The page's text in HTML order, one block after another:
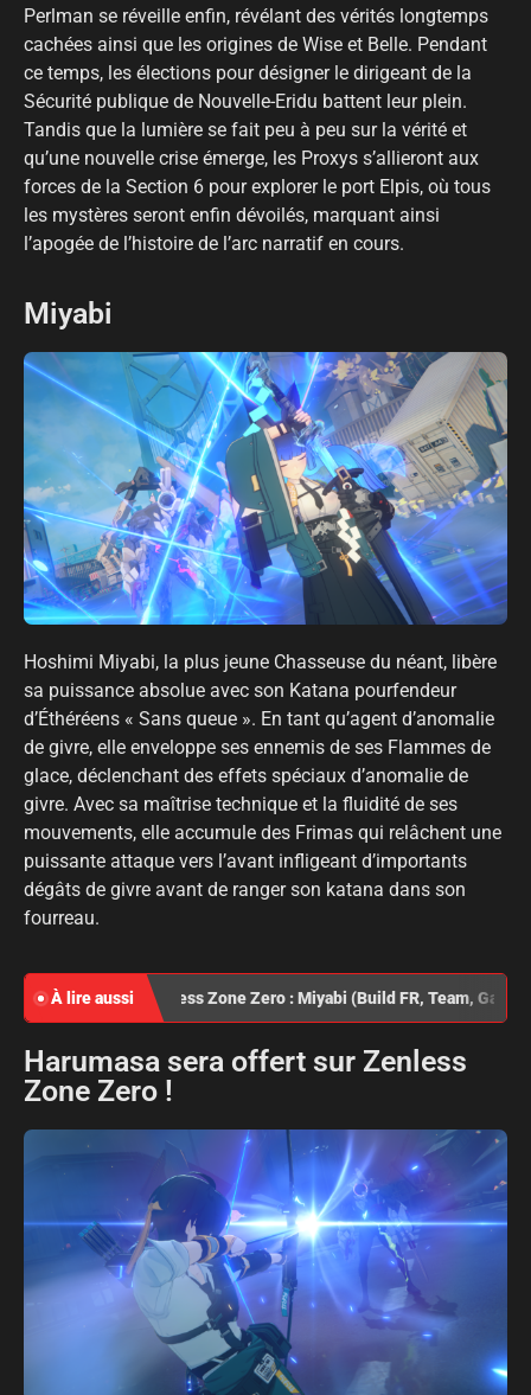
Perlman se réveille enfin, révélant des vérités longtemps
cachées ainsi que les origines de Wise et Belle. Pendant
ce temps, les élections pour désigner le dirigeant de la
Sécurité publique de Nouvelle-Eridu battent leur plein.
Tandis que la lumière se fait peu à peu sur la vérité et
qu’une nouvelle crise émerge, les Proxys s’allieront aux
forces de la Section 6 pour explorer le port Elpis, où tous
les mystères seront enfin dévoilés, marquant ainsi
l’apogée de l’histoire de l’arc narratif en cours.
Miyabi
Hoshimi Miyabi, la plus jeune Chasseuse du néant, libère
sa puissance absolue avec son Katana pourfendeur
d’Éthéréens « Sans queue ». En tant qu’agent d’anomalie
de givre, elle enveloppe ses ennemis de ses Flammes de
glace, déclenchant des effets spéciaux d’anomalie de
givre. Avec sa maîtrise technique et la fluidité de ses
mouvements, elle accumule des Frimas qui relâchent une
puissante attaque vers l’avant infligeant d’importants
dégâts de givre avant de ranger son katana dans son
fourreau.
À lire aussi Zenless Zone Zero : Miyabi (Build FR, Team,
Harumasa sera offert sur Zenless
Zone Zero !